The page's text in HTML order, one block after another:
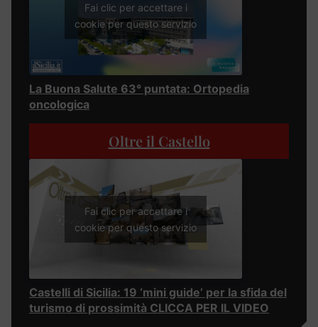
Fai clic per accettare i
cookie per questo servizio
La Buona Salute 63° puntata: Ortopedia
oncologica
Oltre il Castello
Fai clic per accettare i
cookie per questo servizio
Castelli di Sicilia: 19 ‘mini guide’ per la sfida del
turismo di prossimità CLICCA PER IL VIDEO